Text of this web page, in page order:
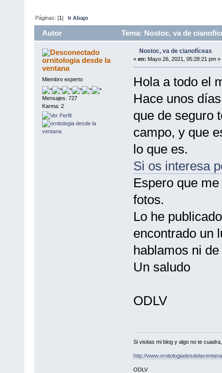
Páginas: [1]Ir Abajo
Autor Tema: Nostoc, va de
ornitologia desde la
ventana
Miembro experto
Mensajes: 727
Karma: 2
Nostoc, va de cianofíceas
« en: Mayo 26, 2021, 05:28:21 pm »
Hola a todo el
Hace unos
que de seguro
campo, y que
lo que es.
Si os interesa
Espero que
fotos.
Lo he
encontrado un
hablamos ni
Un saludo
ODLV
Si visitas mi blog y algo no te
http://
ODLV